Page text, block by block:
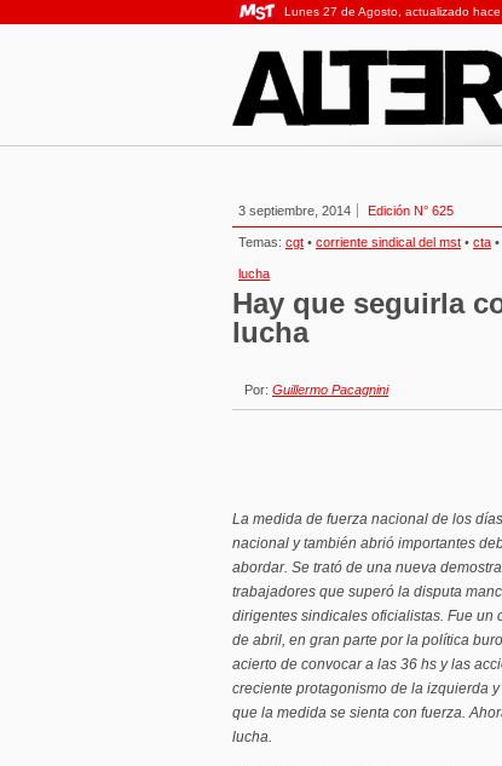
Lunes 27 de Agosto, actualizado hace
3 septiembre, 2014 Edición N° 625
Temas: cgt • corriente sindical del mst • cta •
lucha
Hay que seguirla
lucha
Por: Guillermo Pacagnini
La medida de fuerza nacional de los
nacional y también abrió importantes
abordar. Se trató de una nueva
trabajadores que superó la disputa
dirigentes sindicales oficialistas. Fue un
de abril, en gran parte por la política
acierto de convocar a las 36 hs y las
creciente protagonismo de la izquierda
que la medida se sienta con fuerza.
lucha.